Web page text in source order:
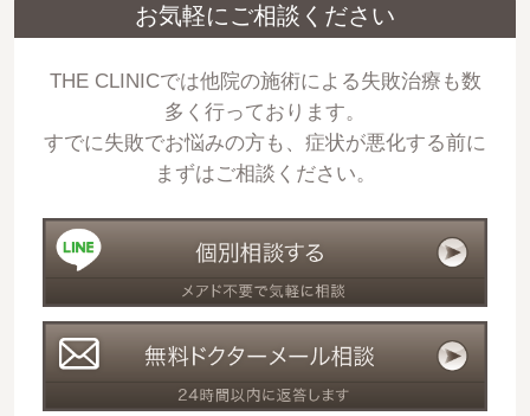
お気軽にご相談ください
THE CLINICでは他院の施術による失敗治療も数
多く行っております。
すでに失敗でお悩みの方も、症状が悪化する前に
まずはご相談ください。